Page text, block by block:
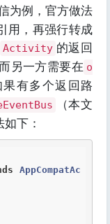
为例，官方做法
用，再强行转成
Activity 的返回
而另一方需要在 o
有多个返回路
（本文
下：
AppCompatAc